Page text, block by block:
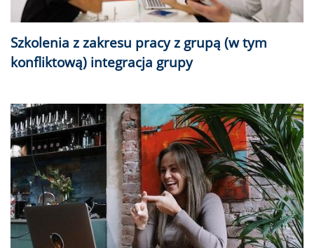
Szkolenia z zakresu pracy z grupą (w tym
konfliktową) integracja grupy